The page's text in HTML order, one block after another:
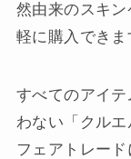
然由来のスキ
軽に購入できま
すべてのアイ
わない「クルエ
フェアトレー